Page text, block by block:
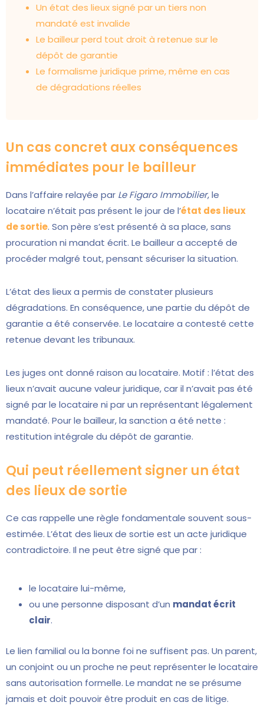
Un état des lieux signé par un tiers non
mandaté est invalide
Le bailleur perd tout droit à retenue sur le
dépôt de garantie
Le formalisme juridique prime, même en cas
de dégradations réelles
Un cas concret aux conséquences
immédiates pour le bailleur
Dans l’affaire relayée par Le Figaro Immobilier, le
locataire n’était pas présent le jour de l’état des lieux
de sortie. Son père s’est présenté à sa place, sans
procuration ni mandat écrit. Le bailleur a accepté de
procéder malgré tout, pensant sécuriser la situation.
L’état des lieux a permis de constater plusieurs
dégradations. En conséquence, une partie du dépôt de
garantie a été conservée. Le locataire a contesté cette
retenue devant les tribunaux.
Les juges ont donné raison au locataire. Motif : l’état des
lieux n’avait aucune valeur juridique, car il n’avait pas été
signé par le locataire ni par un représentant légalement
mandaté. Pour le bailleur, la sanction a été nette :
restitution intégrale du dépôt de garantie.
Qui peut réellement signer un état
des lieux de sortie
Ce cas rappelle une règle fondamentale souvent sous-
estimée. L’état des lieux de sortie est un acte juridique
contradictoire. Il ne peut être signé que par :
le locataire lui-même,
ou une personne disposant d’un mandat écrit
clair.
Le lien familial ou la bonne foi ne suffisent pas. Un parent,
un conjoint ou un proche ne peut représenter le locataire
sans autorisation formelle. Le mandat ne se présume
jamais et doit pouvoir être produit en cas de litige.